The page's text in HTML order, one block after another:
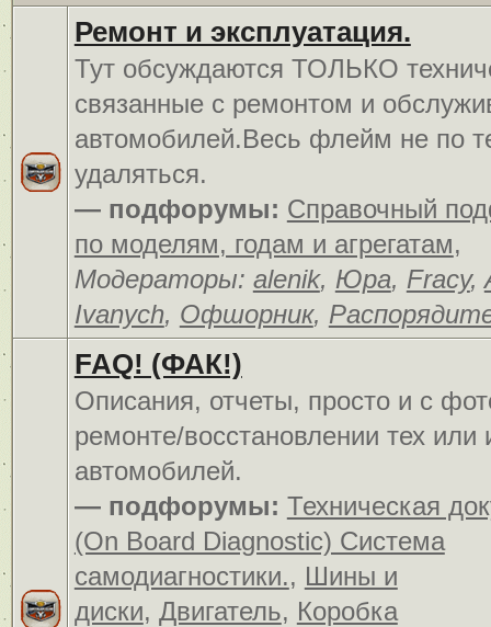
Ремонт и эксплуатация.
Тут обсуждаются ТОЛЬКО
связанные с ремонтом и
автомобилей.Весь флейм не по
удаляться.
— подфорумы: Справочный
по моделям, годам и агрегатам,
Модераторы: alenik, Юра, Fracy,
Ivanych, Офшорник,
FAQ! (ФАК!)
Описания, отчеты, просто и c
ремонте/восстановлении тех или
автомобилей.
— подфорумы: Техническая
(On Board Diagnostic) Система
самодиагностики., Шины и
диски, Двигатель, Коробка